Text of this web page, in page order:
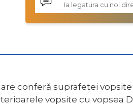
Ia legatura cu noi
conferă suprafeței
vopsite cu vopsea